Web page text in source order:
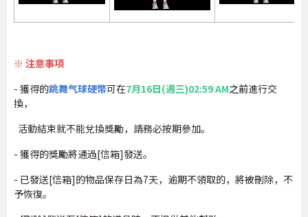
※ 注意事項
- 獲得的跳舞气球硬幣可在7月16日(週三)02:59 AM之前進行交
換，
活動結束就不能兌換獎勵，請務必按期參加。
- 獲得的獎勵將通過[信箱]發送。
- 已發送[信箱]的物品保存日為7天，逾期不領取的，將被刪除，不
予恢復。